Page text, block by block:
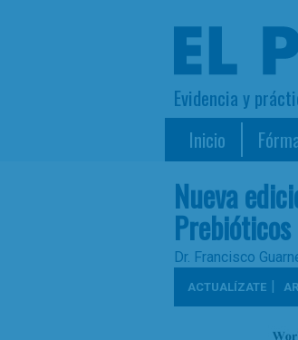
Evidencia y
Inicio
Nueva
Dr. Francisco
ACTUALÍZATE |